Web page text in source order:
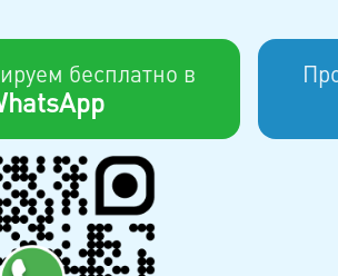
бесплатно в